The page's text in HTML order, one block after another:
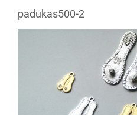
padukas500-2